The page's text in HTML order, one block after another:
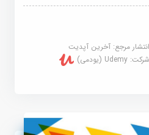
مرجع:آخرین آپدیت
Udemy (یودمی)